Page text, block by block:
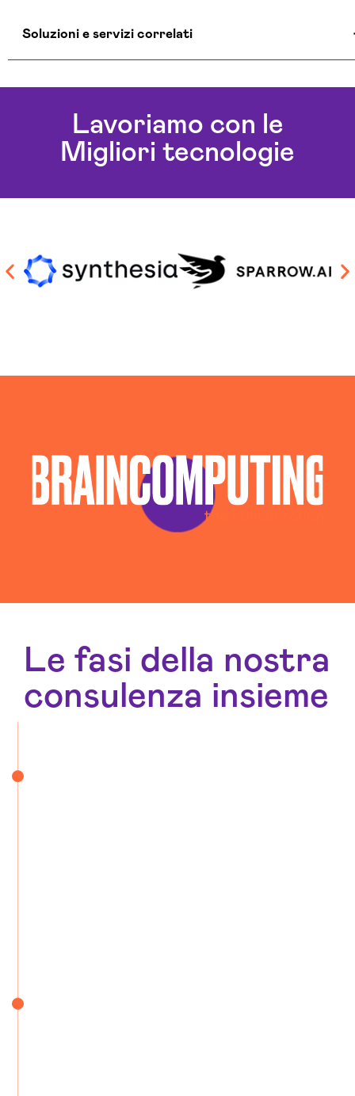
Soluzioni e servizi correlati
Aziende Intelligenza Artificiale Macerata
Consulenza Chatbot Ai Macerata
Soluzioni Blockchain Macerata
Sviluppo Chatbot Ai Macerata
Lavoriamo con le
Migliori tecnologie
Le fasi della nostra
consulenza insieme